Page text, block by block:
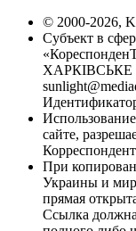
© 2000-2026,
Субъект в
ХАРКІВСЬКЕ
сайте,
При
Украины и
прямая
Ссылка